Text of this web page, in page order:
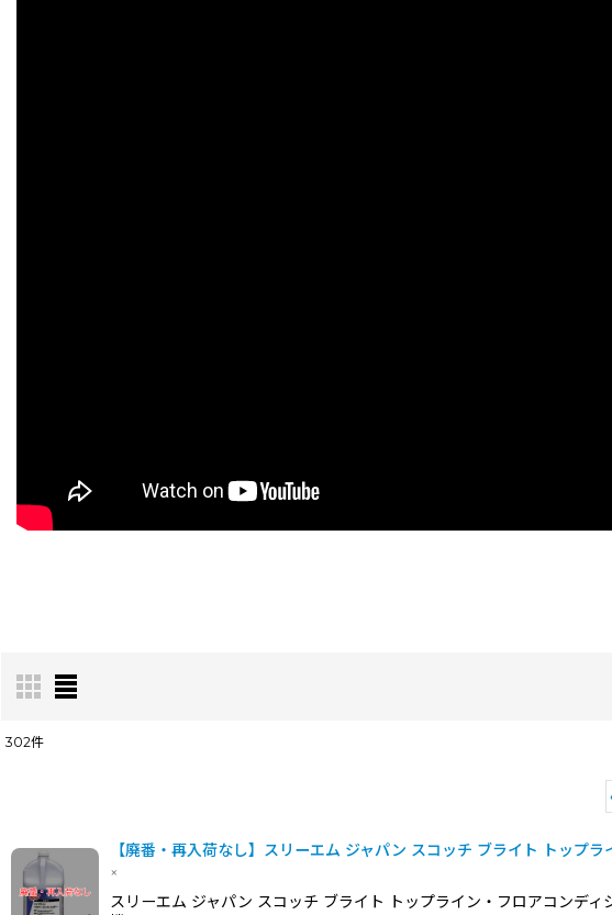
並び順:
302件
【廃番・再入荷なし】スリーエム ジャパン スコッチ ブライト トップ
×
スリーエム ジャパン スコッチ ブライト トップライン・フロアコンデ